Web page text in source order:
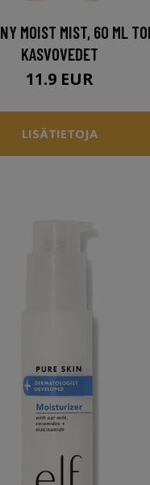
MOIST MIST, 60 ML
KASVOVEDET
11.9 EUR
LISÄTIETOJA